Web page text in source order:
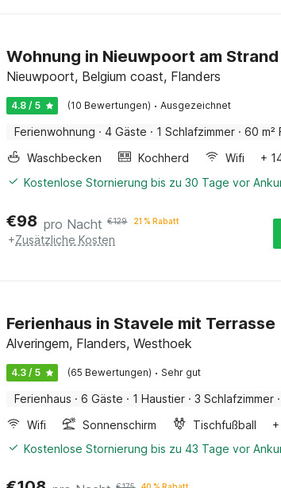
Wohnung in Nieuwpoort am Strand
Nieuwpoort, Belgium coast, Flanders
4.8 / 5 (10 Bewertungen) · Ausgezeichnet
Ferienwohnung · 4 Gäste · 1 Schlafzimmer · 60 m²
Waschbecken
Kochherd Wifi
+
Kostenlose Stornierung bis zu 30 Tage vor
€98 pro Nacht €129 21 % Rabatt
+Zusätzliche Kosten
Ferienhaus in Stavele mit Terrasse
Alveringem, Flanders, Westhoek
4.3 / 5 (65 Bewertungen) · Sehr gut
Ferienhaus · 6 Gäste · 1 Haustier · 3 Schlafzimmer ·
Wifi
Sonnenschirm Tischfußball
Kostenlose Stornierung bis zu 43 Tage vor